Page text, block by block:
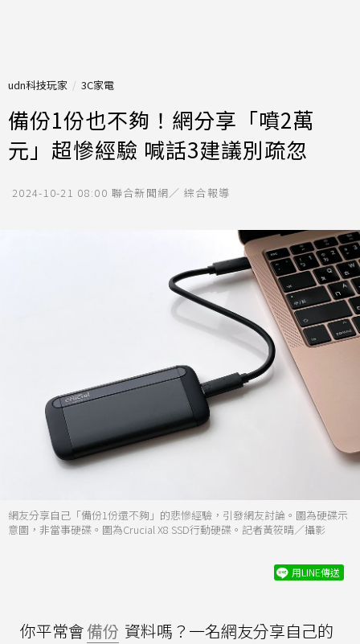
udn科技玩家 3C家電
備份1份也不夠！網分享「噴2萬
元」超慘經驗 喊話3建議別疏忽
2024-10-21 08:00 聯合新聞網／ 綜合報導
網友分享自己「備份1份還不夠」的悲慘經驗，引發網友討論。圖為硬碟示
意圖，非當事硬碟。圖為Crucial X8 SSD行動硬碟。記者黃筱晴／攝影
用LINE傳送
你平常會備份 資料嗎？一名網友分享自己的